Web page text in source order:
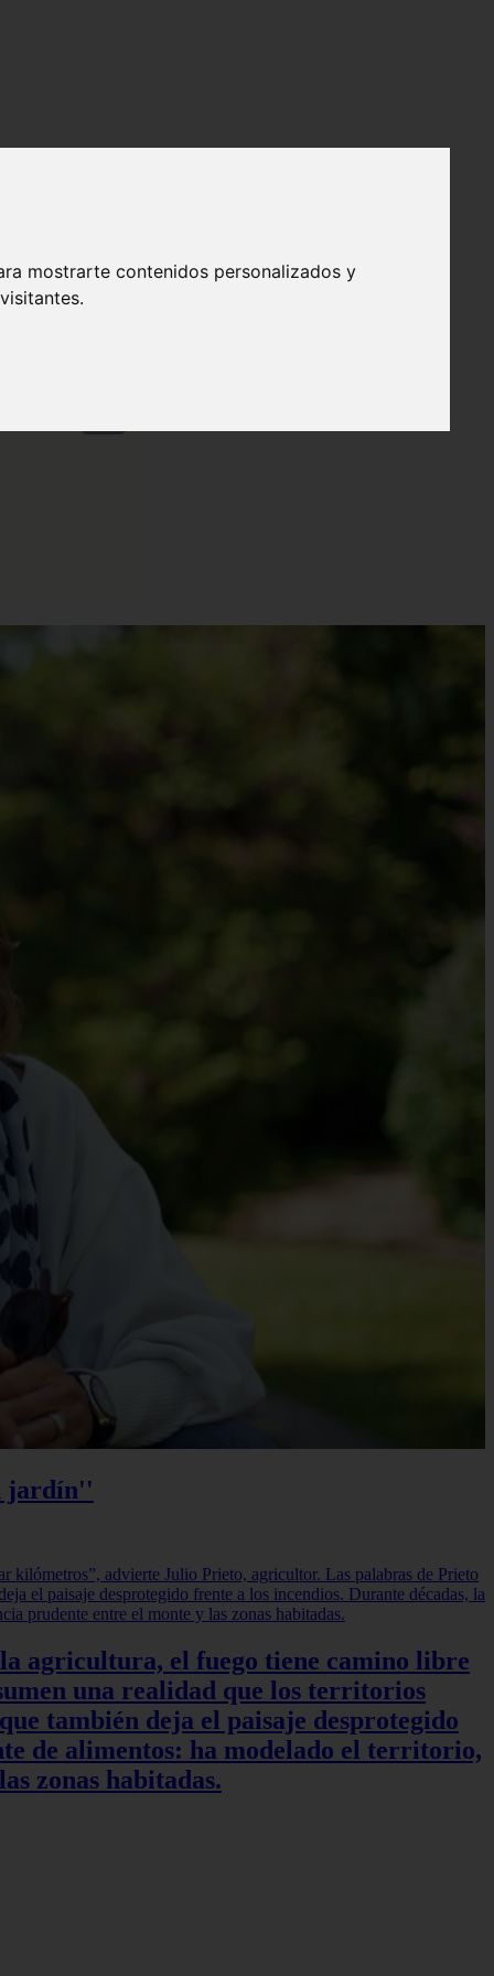
mostrarte contenidos personalizados y
jardín''
agricultura, el fuego tiene camino libre
una realidad que los territorios
también deja el paisaje desprotegido
de alimentos: ha modelado el territorio,
zonas habitadas.